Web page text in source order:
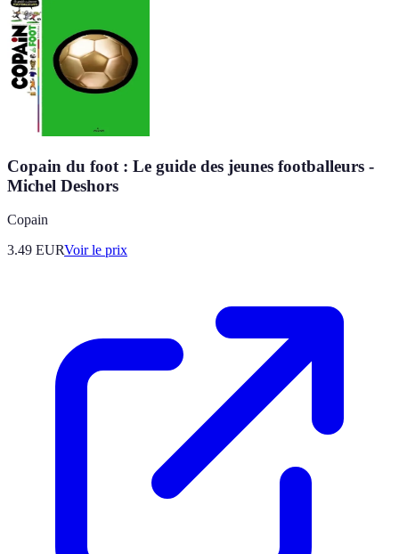
Copain du foot : Le guide des jeunes footballeurs -
Michel Deshors
Copain
3.49 EURVoir le prix